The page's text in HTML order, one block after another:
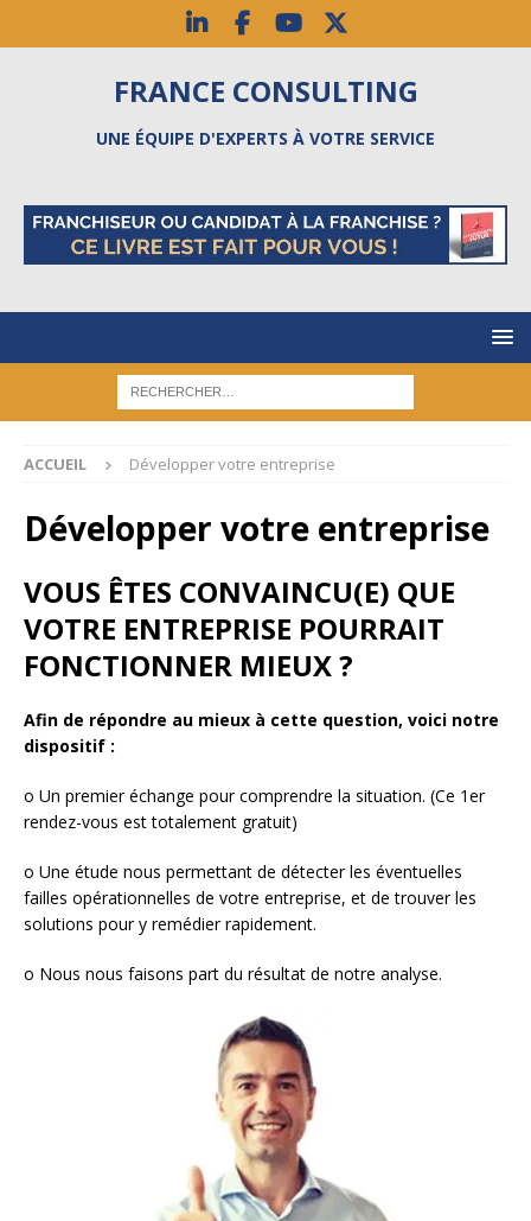
FRANCE CONSULTING
UNE ÉQUIPE D'EXPERTS À VOTRE SERVICE
ACCUEIL Développer votre entreprise
Développer votre entreprise
VOUS ÊTES CONVAINCU(E) QUE
VOTRE ENTREPRISE POURRAIT
FONCTIONNER MIEUX ?
Afin de répondre au mieux à cette question, voici notre
dispositif :
o Un premier échange pour comprendre la situation. (Ce 1er
rendez-vous est totalement gratuit)
o Une étude nous permettant de détecter les éventuelles
failles opérationnelles de votre entreprise, et de trouver les
solutions pour y remédier rapidement.
o Nous nous faisons part du résultat de notre analyse.